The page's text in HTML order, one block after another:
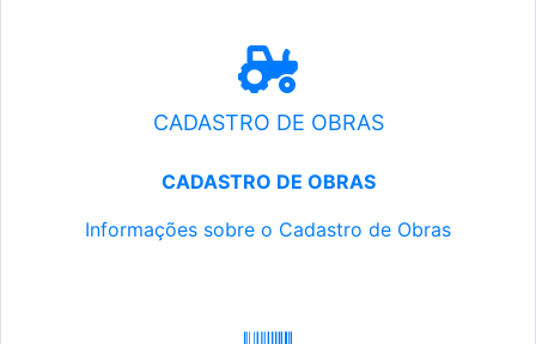
CADASTRO DE OBRAS
CADASTRO DE OBRAS
Informações sobre o Cadastro de Obras